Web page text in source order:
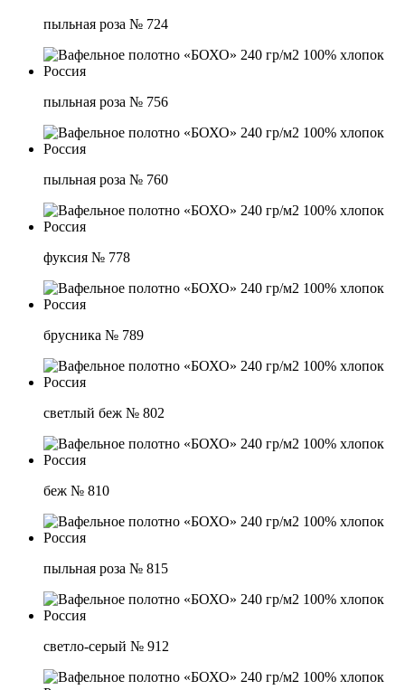
пыльная роза № 724
пыльная роза № 756
пыльная роза № 760
фуксия № 778
брусника № 789
светлый беж № 802
беж № 810
пыльная роза № 815
светло-серый № 912